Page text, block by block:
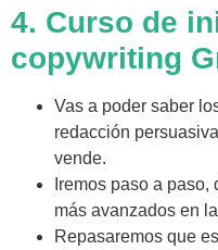
4. Curso de
copywriting
Vas a poder saber
redacción
vende.
Iremos paso a
más avanzados en
Repasaremos que